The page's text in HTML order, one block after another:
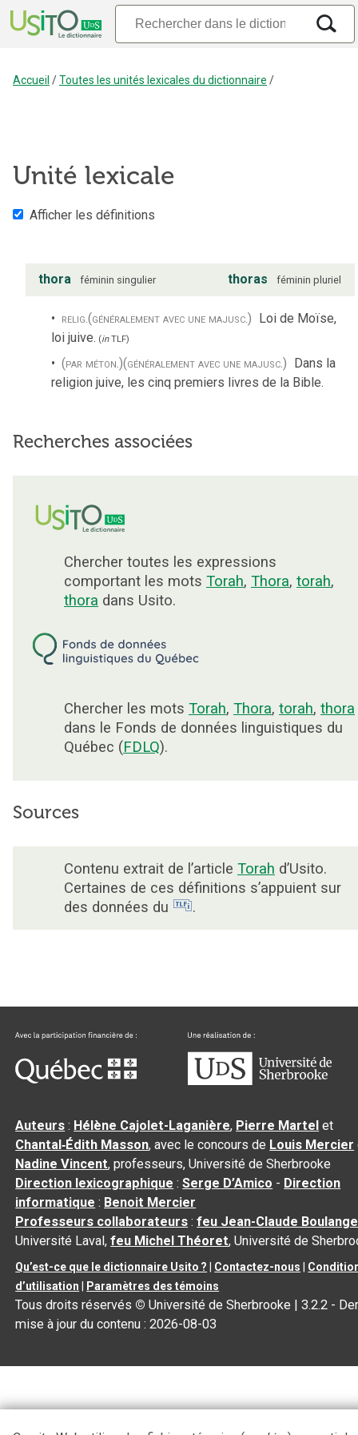
Accueil /Toutes les unités lexicales du dictionnaire /
Unité lexicale
Afficher les définitions
thora féminin singulier thoras féminin pluriel
relig.(généralement avec une majusc.) Loi de Moïse,
loi juive. (inTLF)
(par méton.)(généralement avec une majusc.) Dans la
religion juive, les cinq premiers livres de la Bible.
Recherches associées
Chercher toutes les expressions
comportant les mots Torah, Thora, torah,
thora dans Usito.
Chercher les mots Torah, Thora, torah, thora
dans le Fonds de données linguistiques du
Québec (FDLQ).
Sources
Contenu extrait de l’article Torah d’Usito.
Certaines de ces définitions s’appuient sur
des données du
.
Auteurs : Hélène Cajolet-Laganière, Pierre Martel et
Chantal‑Édith Masson, avec le concours de Louis Mercier
Nadine Vincent, professeurs, Université de Sherbrooke
Direction lexicographique :Serge D’Amico - Direction
informatique : Benoit Mercier
Professeurs collaborateurs :feu Jean-Claude
Université Laval,feu Michel Théoret, Université de
Qu’est-ce que le dictionnaire Usito ? Contactez-nous
d’utilisation
Paramètres des témoins
Tous droits réservés © Université de Sherbrooke |3.2.2 -
mise à jour du contenu :2026-08-03